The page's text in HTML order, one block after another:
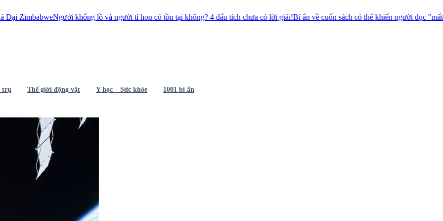
Người khổng lồ và người tí hon có tồn tại không? 4 dấu tích chưa có lời giải!Bí ẩn về cuốn sách có thể khiến người đọc "mất mạng"Sọc
trụ Thế giới động vật Y học – Sức khỏe 1001 bí ẩn